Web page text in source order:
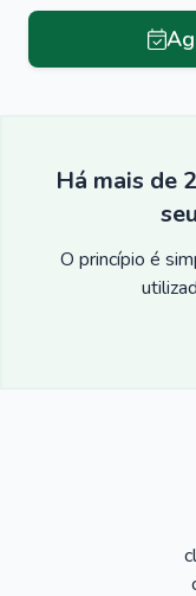
Há mais de
O princípio é